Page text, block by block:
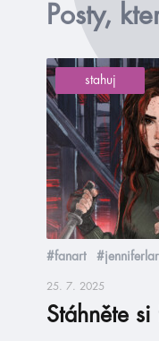
Posty,
stahuj
#fanart
25. 7. 2025
Stáhněte